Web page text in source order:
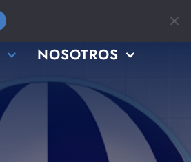
NOSOTROS